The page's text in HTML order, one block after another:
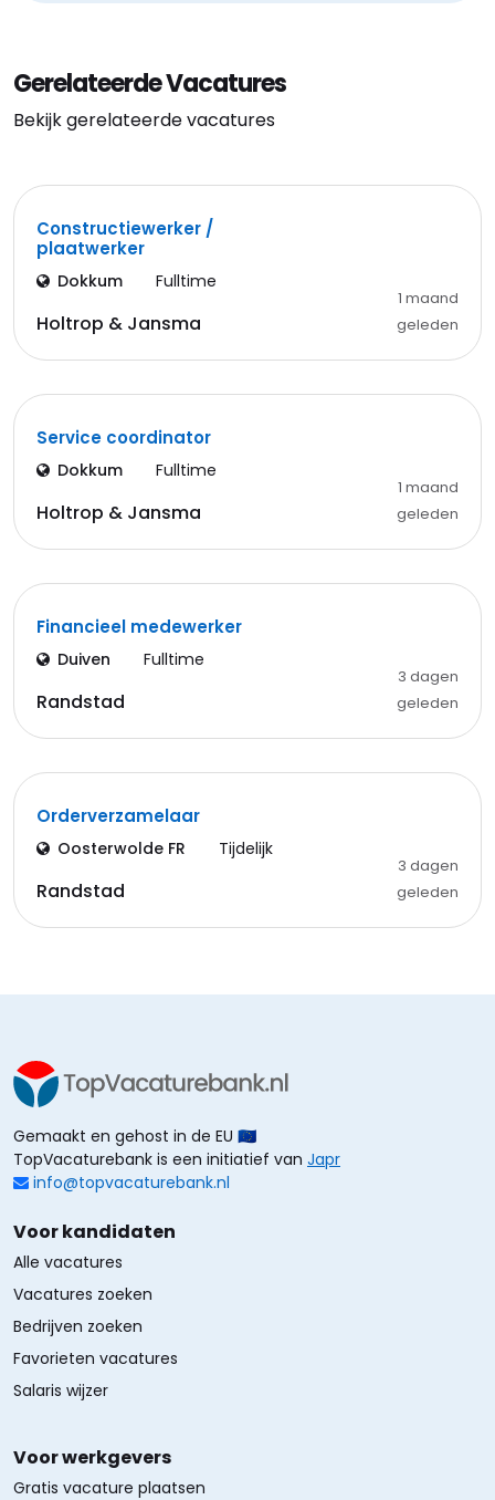
Gerelateerde Vacatures
Bekijk gerelateerde vacatures
Constructiewerker /
plaatwerker
Dokkum Fulltime
Holtrop & Jansma
1 maand
geleden
Service coordinator
Dokkum Fulltime
Holtrop & Jansma
1 maand
geleden
Financieel medewerker
Duiven Fulltime
Randstad
3 dagen
geleden
Orderverzamelaar
Oosterwolde FR Tijdelijk
Randstad
3 dagen
geleden
Gemaakt en gehost in de EU 🇪🇺
TopVacaturebank is een initiatief van Japr
info@topvacaturebank.nl
Voor kandidaten
Alle vacatures
Vacatures zoeken
Bedrijven zoeken
Favorieten vacatures
Salaris wijzer
Voor werkgevers
Gratis vacature plaatsen